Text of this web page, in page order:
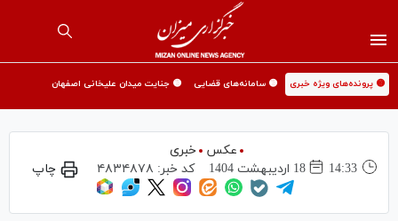
🟡 پرونده‌های ویژه خبری 🟡 سامانه‌های قضایی 🟡 جنایت میدان علیخانی اصفهان
عکس
خبری
14:33
18 ارديبهشت 1404 کد خبر: ۴۸۳۴۸۷۸ چاپ